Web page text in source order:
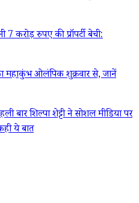
रुपए की प्रॉपर्टी बेची:
ओलंपिक शुक्रवार से, जानें
बार शिल्पा शेट्टी ने सोशल मीडिया पर
ये बात